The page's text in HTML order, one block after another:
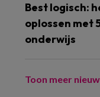
Best logisch:
oplossen met
onderwijs
Toon meer